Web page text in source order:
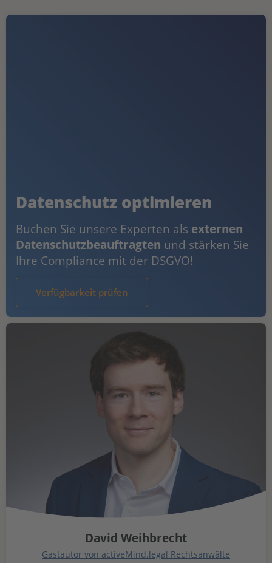
Datenschutz optimieren
Buchen Sie unsere Experten als externen
Datenschutzbeauftragten und stärken Sie
Ihre Compliance mit der DSGVO!
Verfügbarkeit prüfen
David Weihbrecht
Gastautor von activeMind.legal Rechtsanwälte